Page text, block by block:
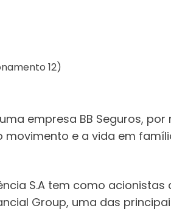
12)
empresa BB Seguros,
movimento e a vida em
S.A tem como
Group, uma das